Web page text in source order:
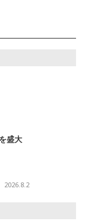
盛大
2026.8.2